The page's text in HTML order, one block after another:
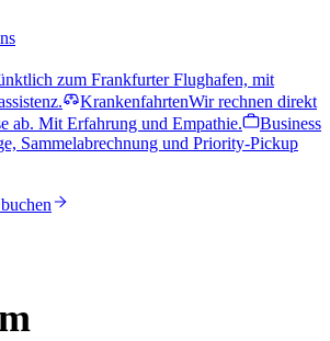
zum Frankfurter Flughafen, mit
KrankenfahrtenWir rechnen direkt
ab. Mit Erfahrung und Empathie.
Business
Sammelabrechnung und Priority-Pickup